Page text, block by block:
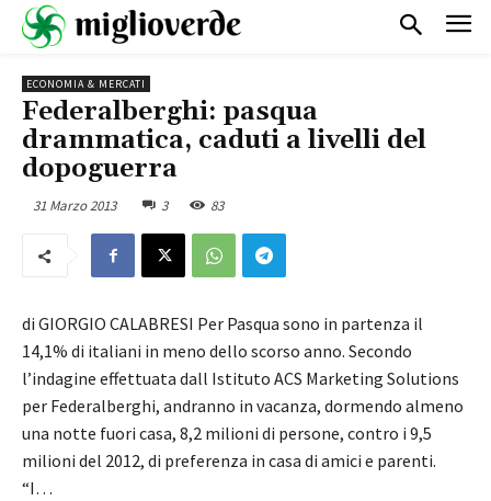
ECONOMIA & MERCATI
Federalberghi: pasqua
drammatica, caduti a livelli del
dopoguerra
31 Marzo 2013 3 83
di GIORGIO CALABRESI Per Pasqua sono in partenza il
14,1% di italiani in meno dello scorso anno. Secondo
l’indagine effettuata dall Istituto ACS Marketing Solutions
per Federalberghi, andranno in vacanza, dormendo almeno
una notte fuori casa, 8,2 milioni di persone, contro i 9,5
milioni del 2012, di preferenza in casa di amici e parenti.
“I…